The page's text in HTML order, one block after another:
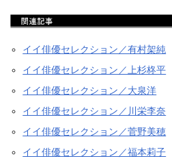
イイ俳優セレクション／有村架純
イイ俳優セレクション／上杉柊平
イイ俳優セレクション／大泉洋
イイ俳優セレクション／川栄李奈
イイ俳優セレクション／菅野美穂
イイ俳優セレクション／福本莉子